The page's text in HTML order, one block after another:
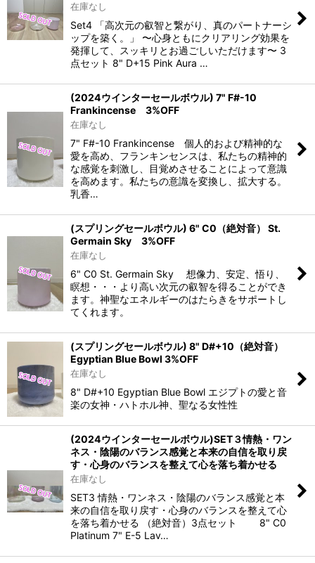
在庫なし
Set4 「高次元の叡智と繋がり、真のパートナーシ
ップを築く。」 〜心身ともにクリアリング効果を
発揮して、スッキリとお過ごしいただけます〜 3
点セット 8" D+15 Pink Aura …
(2024ウインターセールボウル) 7" F#-10
Frankincense 3%OFF
在庫なし
7" F#-10 Frankincense 個人的および精神的な
愛を高め、フランキンセンスは、私たちの精神的
な感覚を刺激し、目覚めさせることによって意識
を高めます。私たちの意識を変換し、拡大する。
乳香…
(スプリングセールボウル) 6" C0（絶対音） St.
Germain Sky 3%OFF
在庫なし
6" C0 St. Germain Sky 想像力、安定、悟り、
瞑想・・・より高い次元の叡智を得ることができ
ます。神聖なエネルギーのはたらきをサポートし
てくれます。
(スプリングセールボウル) 8" D#+10（絶対音）
Egyptian Blue Bowl 3%OFF
在庫なし
8" D#+10 Egyptian Blue Bowl エジプトの愛と音
楽の女神・ハトホル神、聖なる女性性
(2024ウインターセールボウル)SET３情熱・ワン
ネス・陰陽のバランス感覚と本来の自信を取り戻
す・心身のバランスを整えて心を落ち着かせる
在庫なし
SET3 情熱・ワンネス・陰陽のバランス感覚と本
来の自信を取り戻す・心身のバランスを整えて心
を落ち着かせる （絶対音）3点セット 8" C0
Platinum 7" E-5 Lav…